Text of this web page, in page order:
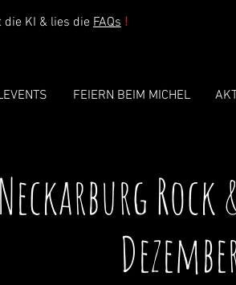
die KI & lies die FAQs !
FEIERN BEIM MICHEL
Rock